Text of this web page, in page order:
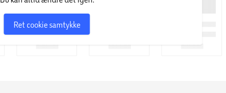
Ret cookie samtykke